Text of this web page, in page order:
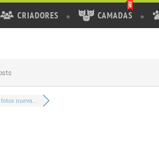
CRIADORES CAMADAS
nueva...